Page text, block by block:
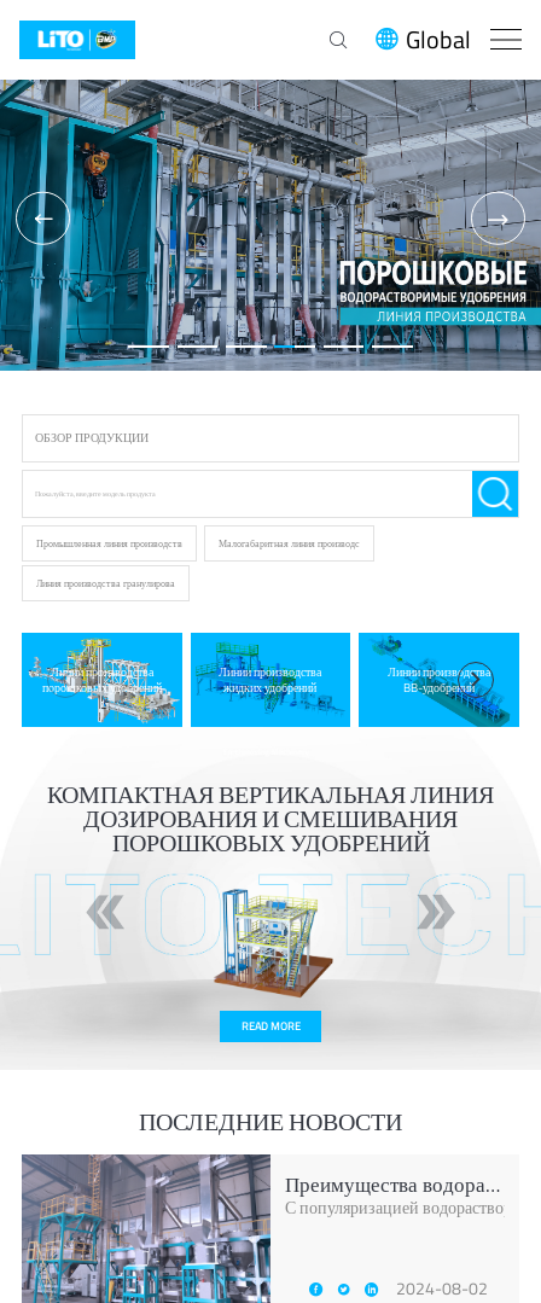
  Global
 
ОБЗОР ПРОДУКЦИИ
Промышленная линия производств Малогабаритная линия производс
Линия производства гранулирова
Линии производства
порошковых удобрений
Линии производства
жидких удобрений
Линии производства
BB-удобрений
 
КОМПАКТНАЯ ВЕРТИКАЛЬНАЯ ЛИНИЯ
ДОЗИРОВАНИЯ И СМЕШИВАНИЯ
ПОРОШКОВЫХ УДОБРЕНИЙ
READ MORE
ПОСЛЕДНИЕ НОВОСТИ
Преимущества водорастворимых удобрений
С популяризацией
2024-08-02